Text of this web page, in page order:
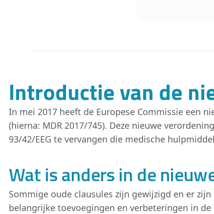
Introductie van de
In mei 2017 heeft de Europese Commissie een
(hierna: MDR 2017/745). Deze nieuwe
93/42/EEG te vervangen die medische
Wat is anders in de
Sommige oude clausules zijn gewijzigd en er
belangrijke toevoegingen en verbeteringen in